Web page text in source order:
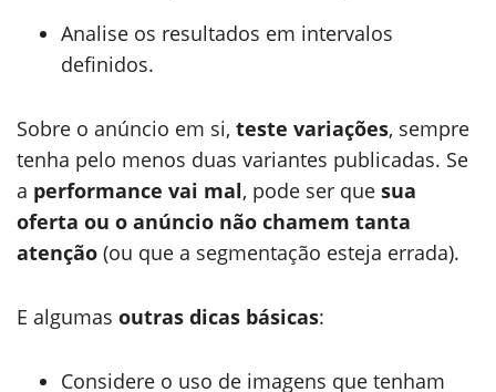
Analise os resultados em intervalos
definidos.
Sobre o anúncio em si, teste variações, sempre
tenha pelo menos duas variantes publicadas. Se
a performance vai mal, pode ser que sua
oferta ou o anúncio não chamem tanta
atenção (ou que a segmentação esteja errada).
E algumas outras dicas básicas:
Considere o uso de imagens que tenham